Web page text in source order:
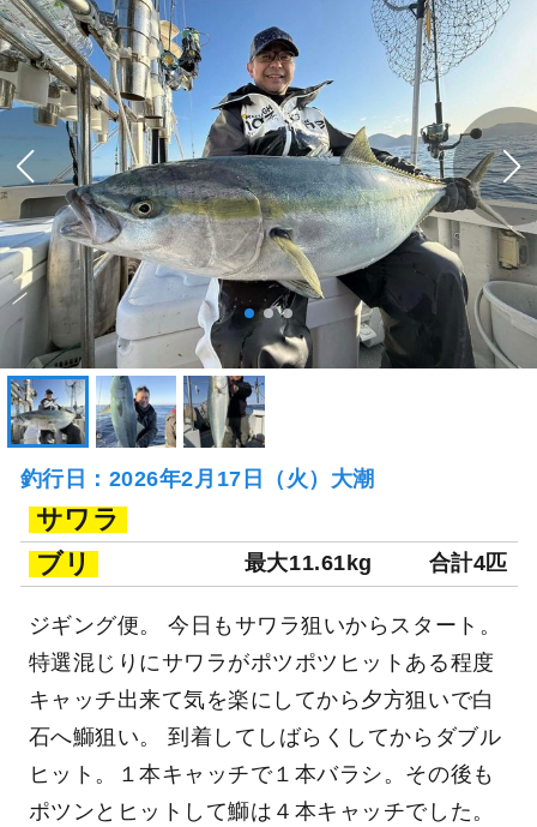
釣行日：2026年2月17日（火）大潮
サワラ
ブリ
最大11.61kg 合計4匹
ジギング便。 今日もサワラ狙いからスタート。
特選混じりにサワラがポツポツヒットある程度
キャッチ出来て気を楽にしてから夕方狙いで白
石へ鰤狙い。 到着してしばらくしてからダブル
ヒット。１本キャッチで１本バラシ。その後も
ポツンとヒットして鰤は４本キャッチでした。